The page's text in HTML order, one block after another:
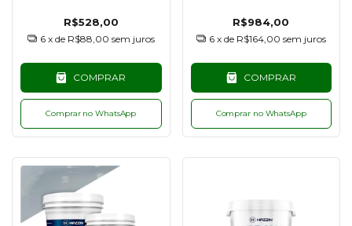
R$528,00
6 x de R$88,00 sem juros
COMPRAR
Comprar no WhatsApp
R$984,00
6 x de R$164,00 sem juros
COMPRAR
Comprar no WhatsApp